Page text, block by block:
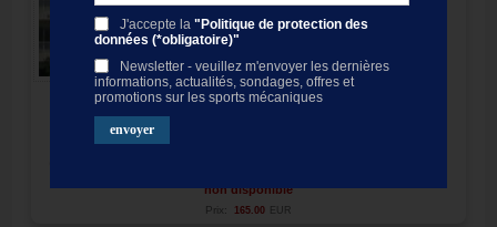
J'accepte la "Politique de protection des
données (*obligatoire)"
Newsletter - veuillez m'envoyer les dernières
informations, actualités, sondages, offres et
promotions sur les sports mécaniques
Logements touristiques, situé à Pineda de Mar
Distance au circuit:
Forfait Hôtel & billet
non disponible
Prix: 165.00 EUR